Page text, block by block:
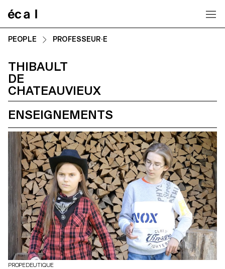
PEOPLE PROFESSEUR·E
THIBAULT
DE
CHATEAUVIEUX
ENSEIGNEMENTS
PROPEDEUTIQUE